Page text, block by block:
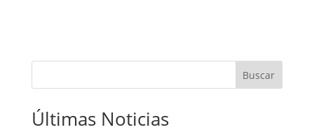
Buscar
Últimas Noticias